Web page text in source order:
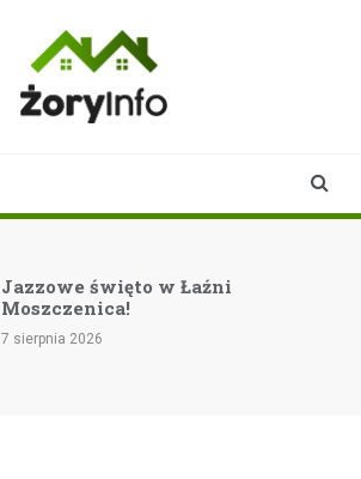
Jazzowe święto w Łaźni
Moszczenica!
7 sierpnia 2026